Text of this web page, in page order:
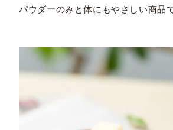
パウダーのみと体にもやさしい商品